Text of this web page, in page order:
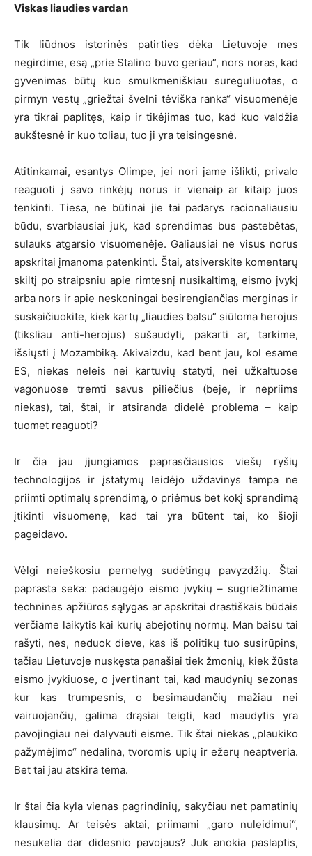
Viskas liaudies vardan
Tik liūdnos istorinės patirties dėka Lietuvoje mes
negirdime, esą „prie Stalino buvo geriau“, nors noras, kad
gyvenimas būtų kuo smulkmeniškiau sureguliuotas, o
pirmyn vestų „griežtai švelni tėviška ranka“ visuomenėje
yra tikrai paplitęs, kaip ir tikėjimas tuo, kad kuo valdžia
aukštesnė ir kuo toliau, tuo ji yra teisingesnė.
Atitinkamai, esantys Olimpe, jei nori jame išlikti, privalo
reaguoti į savo rinkėjų norus ir vienaip ar kitaip juos
tenkinti. Tiesa, ne būtinai jie tai padarys racionaliausiu
būdu, svarbiausiai juk, kad sprendimas bus pastebėtas,
sulauks atgarsio visuomenėje. Galiausiai ne visus norus
apskritai įmanoma patenkinti. Štai, atsiverskite komentarų
skiltį po straipsniu apie rimtesnį nusikaltimą, eismo įvykį
arba nors ir apie neskoningai besirengiančias merginas ir
suskaičiuokite, kiek kartų „liaudies balsu“ siūloma herojus
(tiksliau anti-herojus) sušaudyti, pakarti ar, tarkime,
išsiųsti į Mozambiką. Akivaizdu, kad bent jau, kol esame
ES, niekas neleis nei kartuvių statyti, nei užkaltuose
vagonuose tremti savus piliečius (beje, ir nepriims
niekas), tai, štai, ir atsiranda didelė problema – kaip
tuomet reaguoti?
Ir čia jau įjungiamos paprasčiausios viešų ryšių
technologijos ir įstatymų leidėjo uždavinys tampa ne
priimti optimalų sprendimą, o priėmus bet kokį sprendimą
įtikinti visuomenę, kad tai yra būtent tai, ko šioji
pageidavo.
Vėlgi neieškosiu pernelyg sudėtingų pavyzdžių. Štai
paprasta seka: padaugėjo eismo įvykių – sugriežtiname
techninės apžiūros sąlygas ar apskritai drastiškais būdais
verčiame laikytis kai kurių abejotinų normų. Man baisu tai
rašyti, nes, neduok dieve, kas iš politikų tuo susirūpins,
tačiau Lietuvoje nuskęsta panašiai tiek žmonių, kiek žūsta
eismo įvykiuose, o įvertinant tai, kad maudynių sezonas
kur kas trumpesnis, o besimaudančių mažiau nei
vairuojančių, galima drąsiai teigti, kad maudytis yra
pavojingiau nei dalyvauti eisme. Tik štai niekas „plaukiko
pažymėjimo“ nedalina, tvoromis upių ir ežerų neaptveria.
Bet tai jau atskira tema.
Ir štai čia kyla vienas pagrindinių, sakyčiau net pamatinių
klausimų. Ar teisės aktai, priimami „garo nuleidimui“,
nesukelia dar didesnio pavojaus? Juk anokia paslaptis,